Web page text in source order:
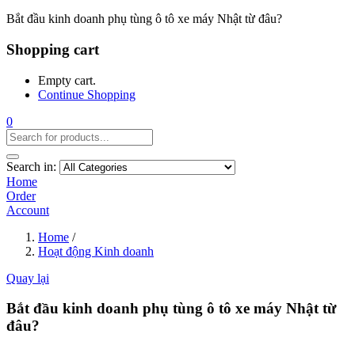
Bắt đầu kinh doanh phụ tùng ô tô xe máy Nhật từ đâu?
Shopping cart
Empty cart.
Continue Shopping
0
Search in:
Home
Order
Account
Home /
Hoạt động Kinh doanh
Quay lại
Bắt đầu kinh doanh phụ tùng ô tô xe máy Nhật từ
đâu?